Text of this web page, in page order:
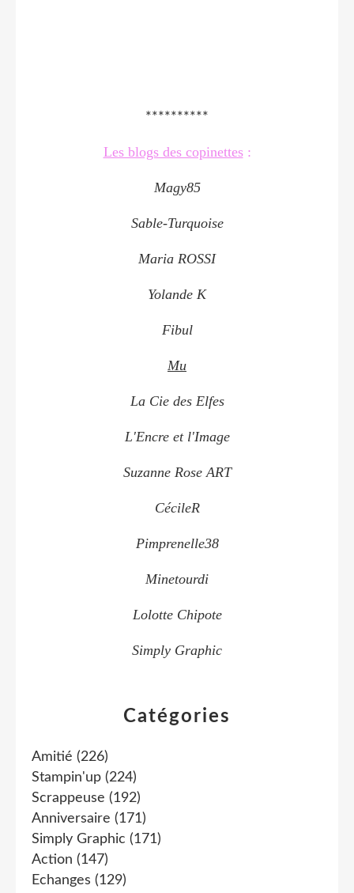
Catégories
Amitié (226)
Stampin'up (224)
Scrappeuse (192)
Anniversaire (171)
Simply Graphic (171)
Action (147)
Echanges (129)
**********
Les blogs des copinettes:
Magy85
Sable-Turquoise
Maria ROSSI
Yolande K
Fibul
Mu
La Cie des Elfes
L'Encre et l'Image
Suzanne Rose ART
CécileR
Pimprenelle38
Minetourdi
Lolotte Chipote
Simply Graphic